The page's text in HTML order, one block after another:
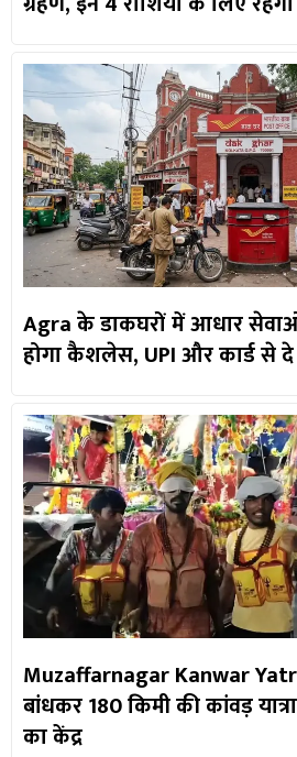
Agra के डाकघरों में आधार
होगा कैशलेस, UPI और कार्ड
Muzaffarnagar Kanwar
बांधकर 180 किमी की कांवड़
का केंद्र